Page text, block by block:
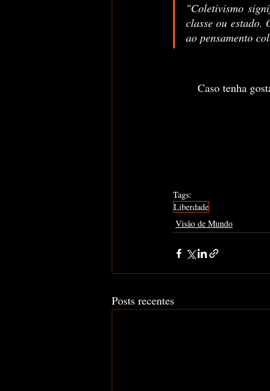
"Coletivismo
classe ou estado.
ao pensamento
Caso tenha
Tags:
Liberdade
Visão de Mundo
Posts recentes